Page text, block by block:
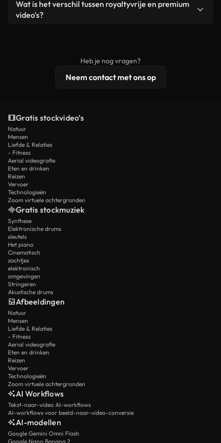
een losstaand product.
remixen. Zorg er wel voor dat het eindproduct
Wat is het verschil tussen royaltyvrije en premium
video's?
licentiebescherming omvat.
Heb je nog vragen?
Neem contact met ons op
Gratis stockvideo’s
Natuur
Mensen
Liefde & Relaties
- Fitness
Aerial videografie
Eten en drinken
Reizen
Vervoer
Technologieën
Zoom virtuele achtergronden
Gratis stockmuziek
Synthese
Elektronische drums
sleutels
Het piano
Cinematisch
zachtjes
elektronisch
omgevingen
Stringeren
Akustische drums
Afbeeldingen
Natuur
Mensen
Liefde & Relaties
- Fitness
Aerial videografie
Eten en drinken
Reizen
Vervoer
Technologieën
Zoom virtuele achtergronden
AI Workflows
Tekst-naar-video AI-workflows
AI-workflows voor beeld-naar-video-conversie
AI-modellen
Google Gemini Omni Flash
Google Nano Banana 2